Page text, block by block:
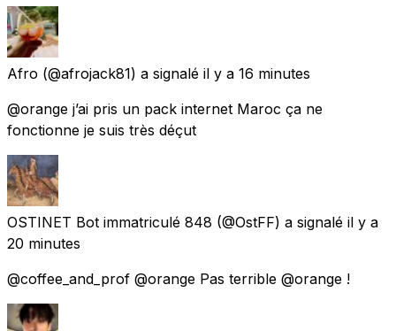
Afro (@afrojack81) a signalé il y a 16 minutes
@orange j’ai pris un pack internet Maroc ça ne
fonctionne je suis très déçut
OSTINET Bot immatriculé 848 (@OstFF) a signalé il y a
20 minutes
@coffee_and_prof @orange Pas terrible @orange !